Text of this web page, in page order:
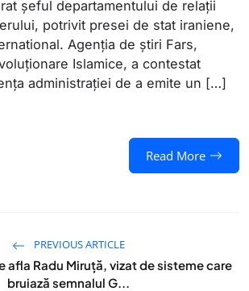
șeful departamentului de relații
potrivit presei de stat iraniene,
Agenția de știri Fars,
Islamice, a contestat
administrației de a emite un […]
Read More
PREVIOUS ARTICLE
afla Radu Miruță, vizat de sisteme care
bruiază semnalul G...